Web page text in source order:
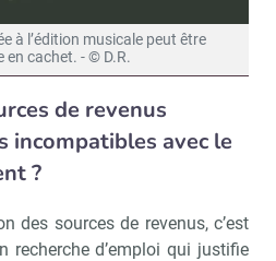
à l’édition musicale peut être
en cachet. - © D.R.
de revenus
incompatibles avec le
?
des sources de revenus, c’est
recherche d’emploi qui justifie